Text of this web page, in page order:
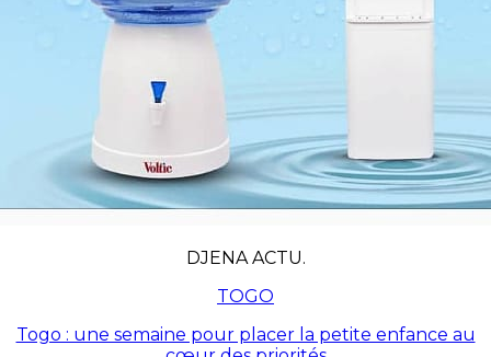
DJENA ACTU.
TOGO
Togo : une semaine pour placer la petite enfance au